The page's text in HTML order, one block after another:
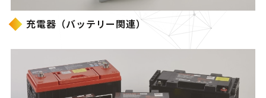
充電器（バッテリー関連）